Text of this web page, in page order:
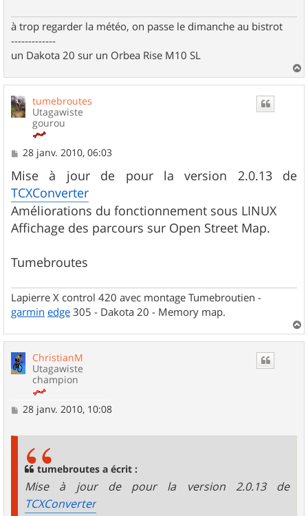
à trop regarder la météo, on passe le dimanche au bistrot
-------------
un Dakota 20 sur un Orbea Rise M10 SL
a
u
tumebroutes
Utagawiste
gourou
M
s
s
a
g
e
28 janv. 2010, 06:03
Mise à jour de pour la version 2.0.13 de
TCXConverter
Améliorations du fonctionnement sous LINUX
Affichage des parcours sur Open Street Map.
Tumebroutes
Lapierre X control 420 avec montage Tumebroutien -
garmin edge 305 - Dakota 20 - Memory map.
a
ChristianM
Utagawiste
champion
M
28 janv. 2010, 10:08
tumebroutes a écrit :
Mise à jour de pour la version 2.0.13 de
TCXConverter